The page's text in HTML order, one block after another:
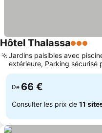
Hôtel Thalassa3 Étoiles
Jardins paisibles avec
extérieure, Parking sécurisé
motos
De 66 €
Consulter les prix de 11